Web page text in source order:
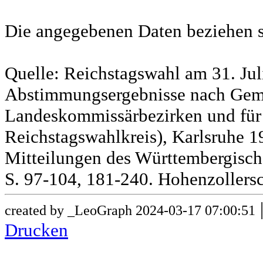
Die angegebenen Daten
Quelle: Reichstagswahl am 31.
Abstimmungsergebnisse nach
Landeskommissärbezirken und
Reichstagswahlkreis), Karlsruhe
Mitteilungen des
S. 97-104, 181-240.
created by _LeoGraph 2024-03-17 07:00:51
Drucken